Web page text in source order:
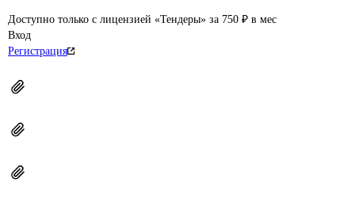
Доступно только с лицензией «Тендеры» за 750 ₽ в мес
Вход
Регистрация